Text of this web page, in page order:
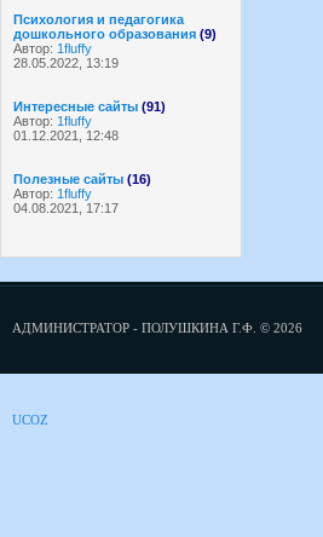
Психология и педагогика
дошкольного образования (9)
Автор: 1fluffy
28.05.2022, 13:19
Интересные сайты (91)
Автор: 1fluffy
01.12.2021, 12:48
Полезные сайты (16)
Автор: 1fluffy
04.08.2021, 17:17
АДМИНИСТРАТОР - ПОЛУШКИНА Г.Ф. © 2026
UCOZ